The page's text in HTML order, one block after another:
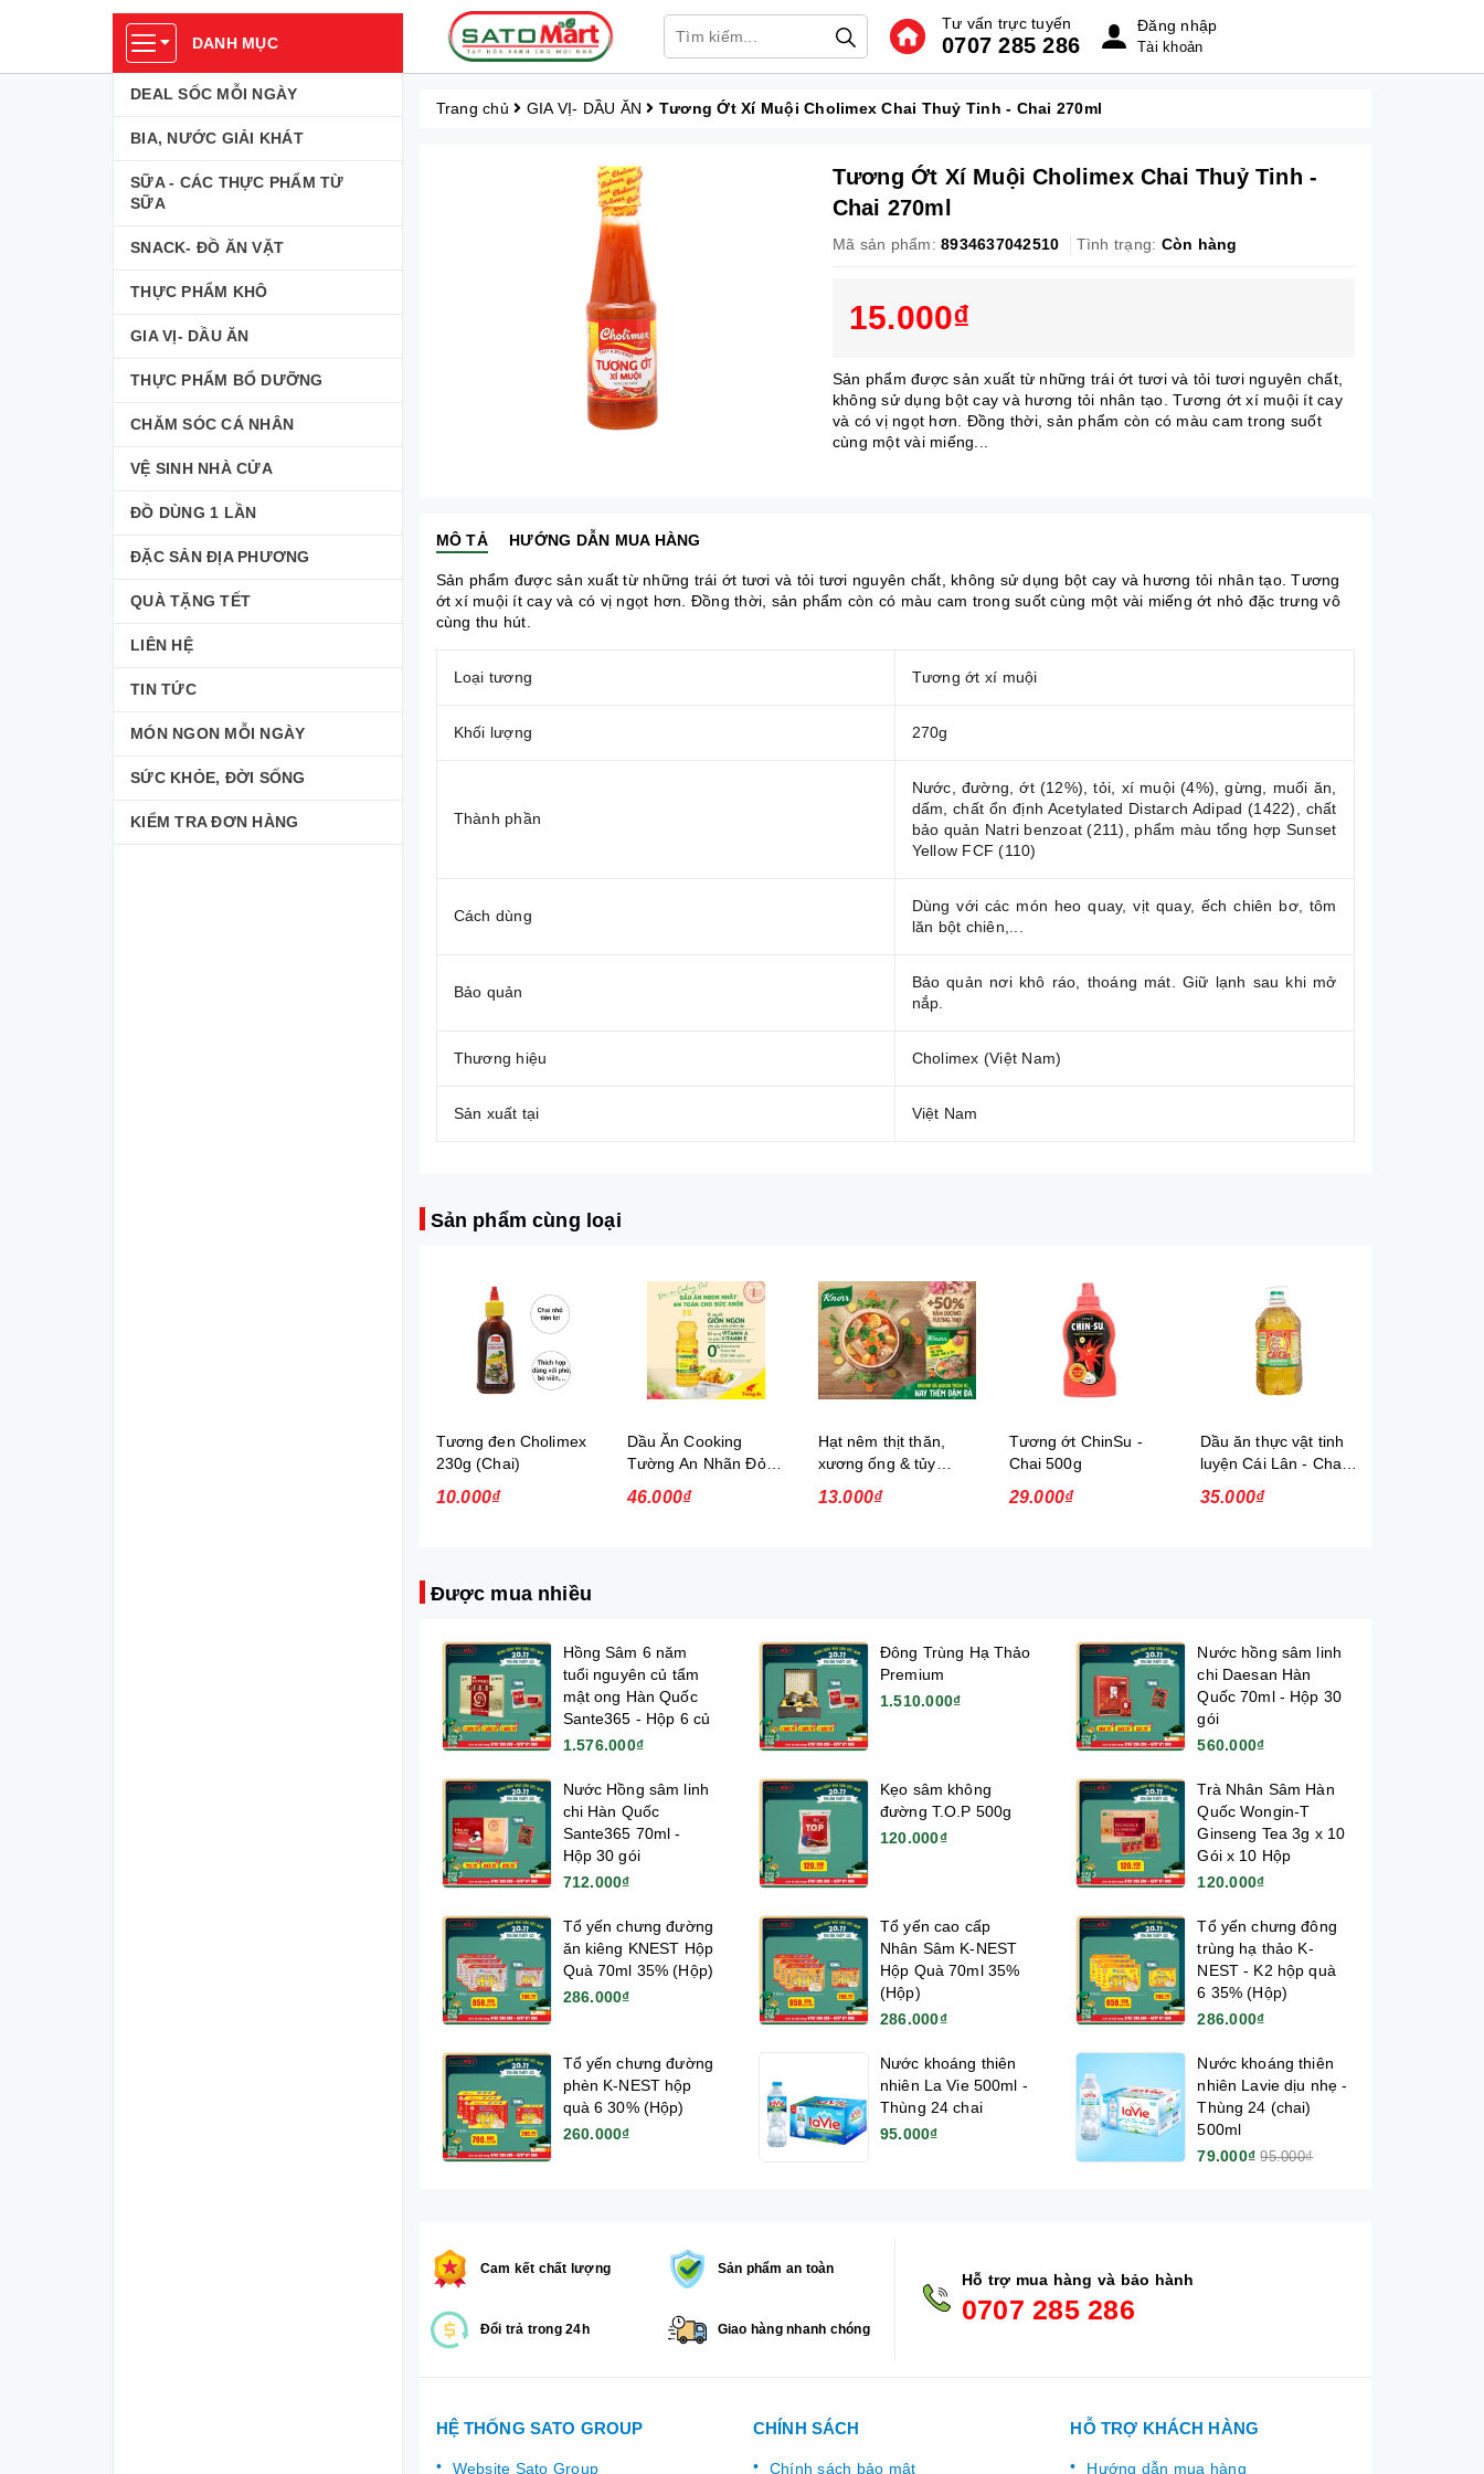
DANH MỤC
DEAL SỐC MỖI NGÀY
BIA, NƯỚC GIẢI KHÁT
SỮA - CÁC THỰC PHẨM TỪ
SỮA
SNACK- ĐỒ ĂN VẶT
THỰC PHẨM KHÔ
GIA VỊ- DẦU ĂN
THỰC PHẨM BỔ DƯỠNG
CHĂM SÓC CÁ NHÂN
VỆ SINH NHÀ CỬA
ĐỒ DÙNG 1 LẦN
ĐẶC SẢN ĐỊA PHƯƠNG
QUÀ TẶNG TẾT
LIÊN HỆ
TIN TỨC
MÓN NGON MỖI NGÀY
SỨC KHỎE, ĐỜI SỐNG
KIỂM TRA ĐƠN HÀNG
Tư vấn trực tuyến
0707 285 286
Đăng nhập
Tài khoản
Trang chủ GIA VỊ- DẦU ĂN Tương Ớt Xí Muội Cholimex Chai Thuỷ Tinh - Chai 270ml
Tương Ớt Xí Muội Cholimex Chai Thuỷ Tinh -
Chai 270ml
Mã sản phẩm: 8934637042510 Tình trạng: Còn hàng
15.000₫
Sản phẩm được sản xuất từ những trái ớt tươi và tỏi tươi nguyên chất,
không sử dụng bột cay và hương tỏi nhân tạo. Tương ớt xí muội ít cay
và có vị ngọt hơn. Đồng thời, sản phẩm còn có màu cam trong suốt
cùng một vài miếng...
MÔ TẢ HƯỚNG DẪN MUA HÀNG
Sản phẩm được sản xuất từ những trái ớt tươi và tỏi tươi nguyên chất, không sử dụng bột cay và hương tỏi nhân tạo. Tương
ớt xí muội ít cay và có vị ngọt hơn. Đồng thời, sản phẩm còn có màu cam trong suốt cùng một vài miếng ớt nhỏ đặc trưng vô
cùng thu hút.
Loại tương Tương ớt xí muội
Khối lượng 270g
Thành phần
Nước, đường, ớt (12%), tỏi, xí muội (4%), gừng, muối ăn,
dấm, chất ổn định Acetylated Distarch Adipad (1422), chất
bảo quản Natri benzoat (211), phẩm màu tổng hợp Sunset
Yellow FCF (110)
Cách dùng
Dùng với các món heo quay, vịt quay, ếch chiên bơ, tôm
lăn bột chiên,...
Bảo quản
Bảo quản nơi khô ráo, thoáng mát. Giữ lạnh sau khi mở
nắp.
Thương hiệu Cholimex (Việt Nam)
Sản xuất tại Việt Nam
Sản phẩm cùng loại
Tương đen Cholimex
230g (Chai)
10.000₫
Dầu Ăn Cooking
Tường An Nhãn Đỏ -
46.000₫
Hạt nêm thịt thăn,
xương ống & tủy
13.000₫
Tương ớt ChinSu -
Chai 500g
29.000₫
Dầu ăn thực vật tinh
luyện Cái Lân - Chai
35.000₫
Được mua nhiều
Hồng Sâm 6 năm
tuổi nguyên củ tẩm
mật ong Hàn Quốc
Sante365 - Hộp 6 củ
1.576.000₫
Đông Trùng Hạ Thảo
Premium
1.510.000₫
Nước hồng sâm linh
chi Daesan Hàn
Quốc 70ml - Hộp 30
gói
560.000₫
Nước Hồng sâm linh
chi Hàn Quốc
Sante365 70ml -
Hộp 30 gói
712.000₫
Kẹo sâm không
đường T.O.P 500g
120.000₫
Trà Nhân Sâm Hàn
Quốc Wongin-T
Ginseng Tea 3g x 10
Gói x 10 Hộp
120.000₫
Tổ yến chưng đường
ăn kiêng KNEST Hộp
Quà 70ml 35% (Hộp)
286.000₫
Tổ yến cao cấp
Nhân Sâm K-NEST
Hộp Quà 70ml 35%
(Hộp)
286.000₫
Tổ yến chưng đông
trùng hạ thảo K-
NEST - K2 hộp quà
6 35% (Hộp)
286.000₫
Tổ yến chưng đường
phèn K-NEST hộp
quà 6 30% (Hộp)
260.000₫
Nước khoáng thiên
nhiên La Vie 500ml -
Thùng 24 chai
95.000₫
Nước khoáng thiên
nhiên Lavie dịu nhẹ -
Thùng 24 (chai)
500ml
79.000₫ 95.000₫
Cam kết chất lượng Sản phẩm an toàn
Đổi trả trong 24h Giao hàng nhanh chóng
Hỗ trợ mua hàng và bảo hành
0707 285 286
HỆ THỐNG SATO GROUP
Website Sato Group
CHÍNH SÁCH
Chính sách bảo mật
HỖ TRỢ KHÁCH HÀNG
Hướng dẫn mua hàng